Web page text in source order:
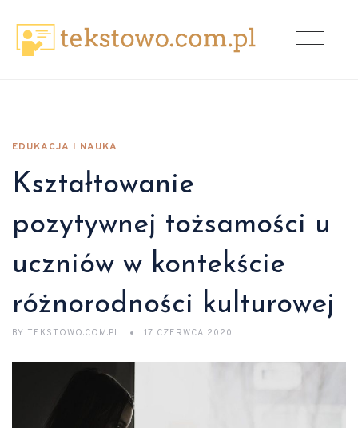
EDUKACJA I NAUKA
Kształtowanie
pozytywnej tożsamości u
uczniów w kontekście
różnorodności kulturowej
BY TEKSTOWO.COM.PL 17 CZERWCA 2020